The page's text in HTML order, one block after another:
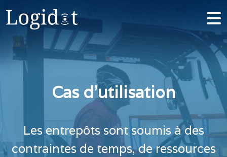
Cas d'utilisation
Les entrepôts sont soumis à des
contraintes de temps, de ressources